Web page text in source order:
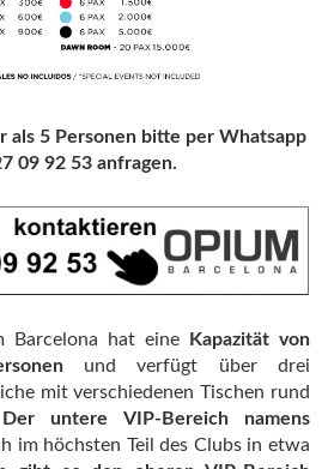
als 5 Personen bitte per Whatsapp
09 92 53 anfragen.
Barcelona hat eine Kapazität von
und verfügt über drei
mit verschiedenen Tischen rund
Der untere VIP-Bereich namens
im höchsten Teil des Clubs in etwa